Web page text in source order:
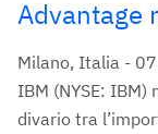
Advantage
Milano, Italia -
IBM (NYSE:
divario tra